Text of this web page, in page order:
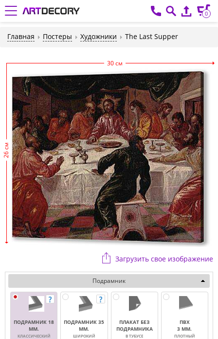
0
Главная Постеры Художники The Last Supper
30 см
26 см
Загрузить свое изображение
Подрамник
ПОДРАМНИК 18
ММ.
КЛАССИЧЕСКИЙ
ПОДРАМНИК 35
ММ.
ШИРОКИЙ
ПЛАКАТ БЕЗ
ПОДРАМНИКА
В ТУБУСЕ
ПВХ
3 ММ.
ПЛОТНЫЙ